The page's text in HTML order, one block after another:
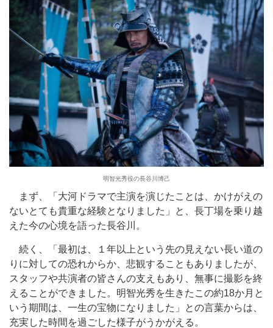
明智光秀役の長谷川博己
まず、「大河ドラマで主演を演じたことは、かけがえの
ないとても貴重な経験となりました」と、長丁場を乗り越
えた今の心境を語った長谷川。
続く、「最初は、１年以上という先の見えない長い道の
りに対しての恐れからか、悲観することもありましたが、
スタッフや共演者の皆さんの支えもあり、無事に撮影を終
えることができました。明智光秀を生きたこの約18か月と
いう期間は、一生の宝物になりました」との言葉からは、
充実した時間を過ごした様子がうかがえる。